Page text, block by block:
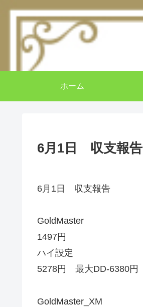
ホーム
6月1日 収支報告
6月1日 収支報告
GoldMaster
1497円
ハイ設定
5278円 最大DD-6380円
GoldMaster_XM